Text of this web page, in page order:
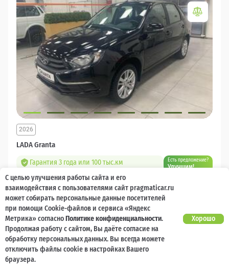
LADA Granta
2026
Гарантия 3 года или 100 тыс.км Есть предложение?
Улучшим!
Ваш кешбек
1 218 000 ₽
904 400₽
Бензин Механическая
С целью улучшения работы сайта и его
взаимодействия с пользователями сайт pragmaticar.ru
может собирать персональные данные посетителей
при помощи Cookie-файлов и сервиса «Яндекс
Метрика» согласноПолитике конфиденциальности.
Продолжая работу с сайтом, Вы даёте согласие на
обработку персональных данных. Вы всегда можете
отключить файлы cookie в настройках Вашего
браузера.
Хорошо